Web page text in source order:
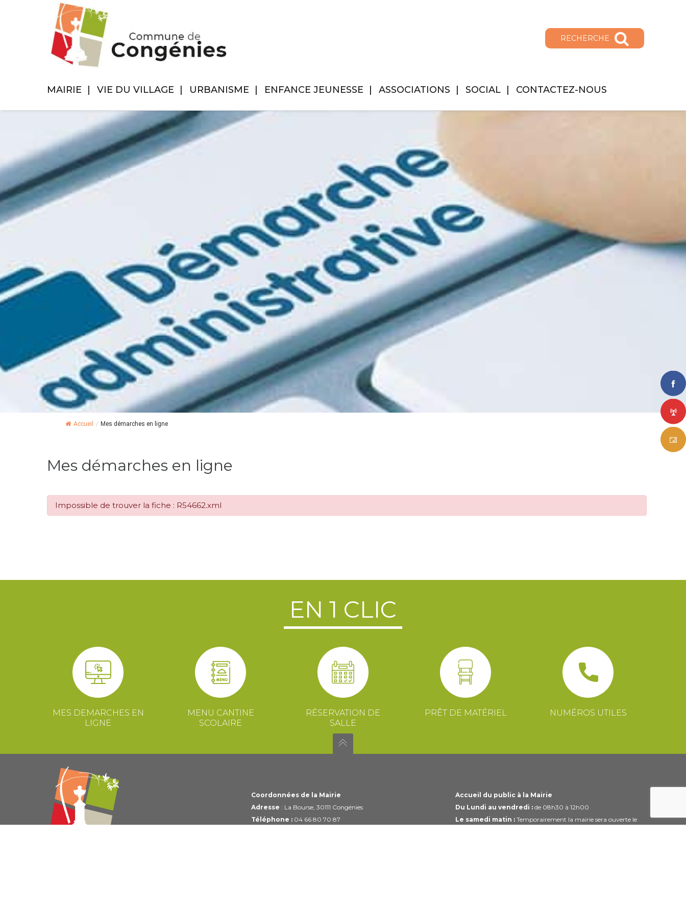
RECHERCHE
MAIRIE VIE DU VILLAGE URBANISME ENFANCE JEUNESSE ASSOCIATIONS SOCIAL CONTACTEZ-NOUS
Accueil / Mes démarches en ligne
Mes démarches en ligne
Impossible de trouver la fiche : R54662.xml
EN 1 CLIC
MES DEMARCHES EN
LIGNE
MENU CANTINE
SCOLAIRE
RÉSERVATION DE
SALLE
PRÊT DE MATÉRIEL NUMÉROS UTILES
Coordonnées de la Mairie
Adresse : La Bourse, 30111 Congénies
Téléphone :04 66 80 70 87
Accueil du public à la Mairie
Du Lundi au vendredi :de 08h30 à 12h00
Le samedi matin :Temporairement la mairie sera ouverte le